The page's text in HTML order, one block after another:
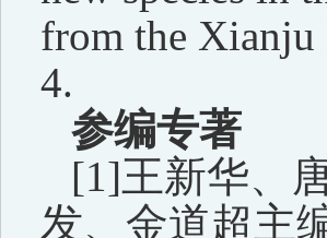
from the Xianju
4.
参编专著
[1]王新华、
发、金道超主